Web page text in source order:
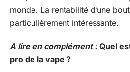
monde. La rentabilité d’une
particulièrement intéressante.
A lire en complément : Quel
pro de la vape ?